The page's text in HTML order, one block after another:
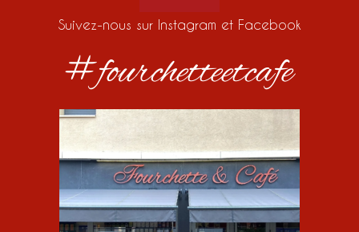
Suivez-nous sur Instagram et Facebook
#fourchetteetcafe